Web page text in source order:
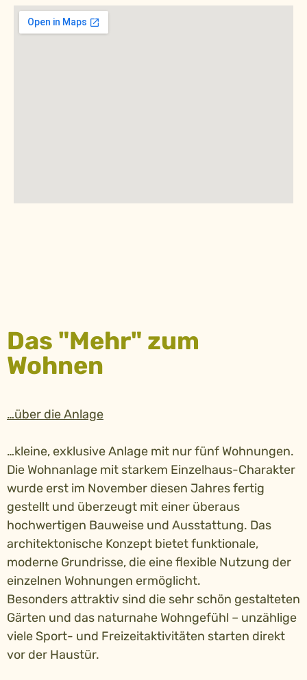
Das "Mehr" zum
Wohnen
…über die Anlage
…kleine, exklusive Anlage mit nur fünf Wohnungen.
Die Wohnanlage mit starkem Einzelhaus-Charakter
wurde erst im November diesen Jahres fertig
gestellt und überzeugt mit einer überaus
hochwertigen Bauweise und Ausstattung. Das
architektonische Konzept bietet funktionale,
moderne Grundrisse, die eine flexible Nutzung der
einzelnen Wohnungen ermöglicht.
Besonders attraktiv sind die sehr schön gestalteten
Gärten und das naturnahe Wohngefühl – unzählige
viele Sport- und Freizeitaktivitäten starten direkt
vor der Haustür.